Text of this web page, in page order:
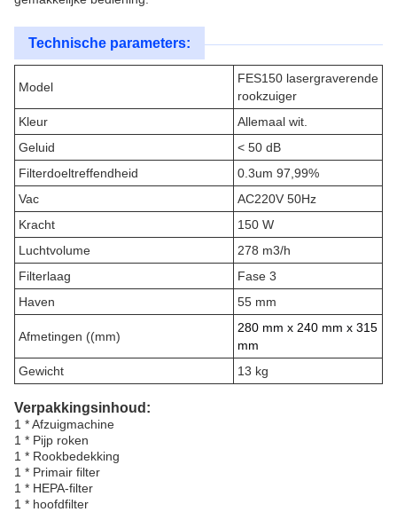
Technische parameters:
Model
FES150 lasergraverende
rookzuiger
Kleur
Allemaal wit.
Geluid
< 50 dB
Filterdoeltreffendheid
0.3um 97,99%
Vac
AC220V 50Hz
Kracht
150 W
Luchtvolume
278 m3/h
Filterlaag
Fase 3
Haven
55 mm
Afmetingen ((mm)
280 mm x 240 mm x 315
mm
Gewicht
13 kg
Verpakkingsinhoud:
1 * Afzuigmachine
1 * Pijp roken
1 * Rookbedekking
1 * Primair filter
1 * HEPA-filter
1 * hoofdfilter